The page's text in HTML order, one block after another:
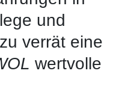
und
verrät eine
wertvolle